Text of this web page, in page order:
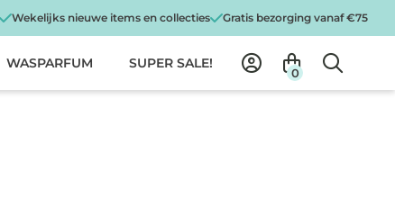
Wekelijks nieuwe items en collecties Gratis bezorging vanaf €75
WASPARFUM SUPER SALE!
0